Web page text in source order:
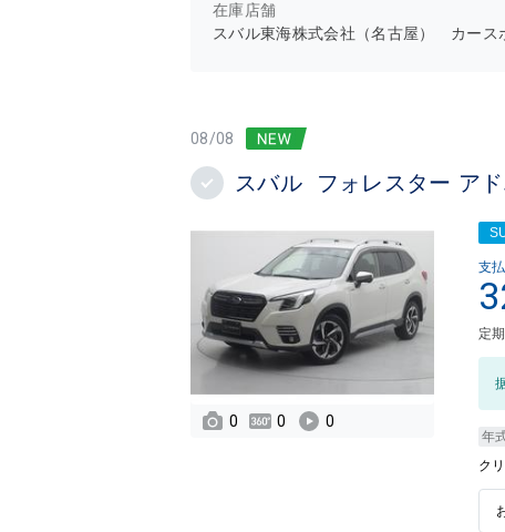
在庫店舗
スバル東海株式会社（名古屋） カース
08/08
スバル フォレスター ア
0 0 0
支
定
年
ク